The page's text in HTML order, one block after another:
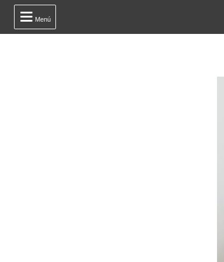
 Menú